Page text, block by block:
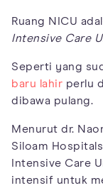
Ruang NICU
Intensive Care
Seperti yang
baru lahir perlu
dibawa pulang.
Menurut dr.
Siloam
Intensive Care
intensif untuk